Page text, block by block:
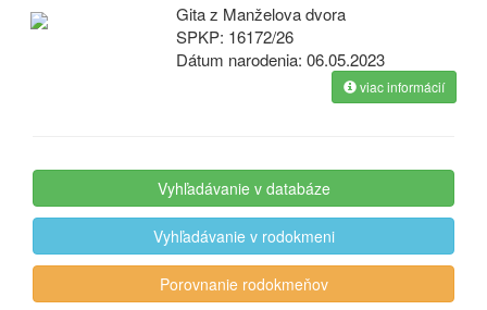
Gita z Manželova dvora
SPKP: 16172/26
Dátum narodenia:06.05.2023
viac informácií
Vyhľadávanie v databáze
Vyhľadávanie v rodokmeni
Porovnanie rodokmeňov